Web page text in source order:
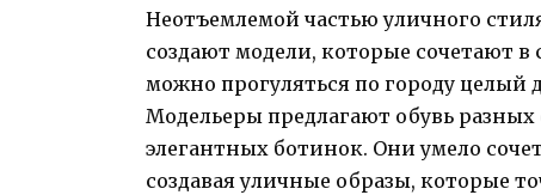
Неотъемлемой частью уличного
создают модели, которые сочетают
можно прогуляться по городу целый
Модельеры предлагают обувь
элегантных ботинок. Они умело
создавая уличные образы, которые